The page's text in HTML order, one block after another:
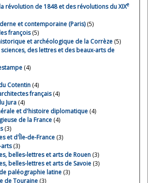
révolution de 1848 et des révolutions du XIXe
et contemporaine (Paris)(5)
françois(5)
et archéologique de la Corrèze (5)
des lettres et des beaux-arts de
(4)
Cotentin (4)
français(4)
Jura (4)
et d'histoire diplomatique (4)
de la France (4)
(3)
et d'Île-de-France (3)
(3)
belles-lettres et arts de Rouen (3)
belles-lettres et arts de Savoie (3)
paléographie latine (3)
de Touraine (3)